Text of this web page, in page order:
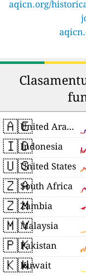
aqicn.org/
🇦🇪 United Arab Emirates
🇮🇩Indonesia
🇺🇸United States
🇿🇦South Africa
🇿🇲Zambia
🇲🇾Malaysia
🇵🇰Pakistan
🇰🇼Kuwait